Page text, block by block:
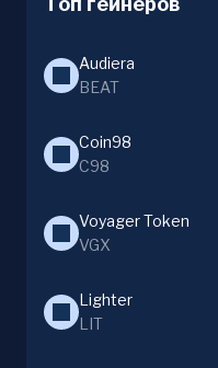
Audiera
BEAT
Coin98
C98
Voyager Token
VGX
Lighter
LIT